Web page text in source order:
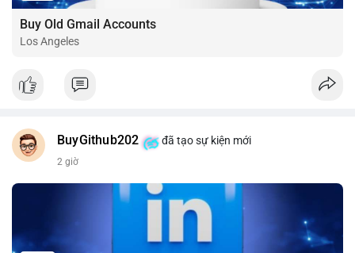
Buy Old Gmail Accounts
Los Angeles
BuyGithub202 đã tạo sự kiện mới
2 giờ